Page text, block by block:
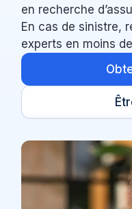
en recherche
En cas de sinistre,
experts en moins